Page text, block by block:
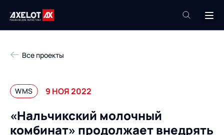
Техподдержка
Продукты
Услуги
Все проекты
WMS 9 НОЯ 2022
«Нальчикский молочный
комбинат» продолжает внедрять